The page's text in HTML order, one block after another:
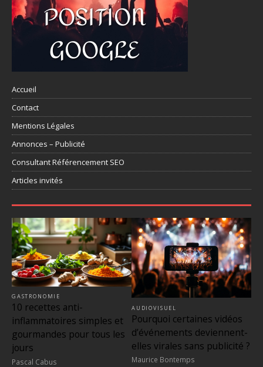
Accueil
Contact
Mentions Légales
Annonces – Publicité
Consultant Référencement SEO
Articles invités
GASTRONOMIE
10 recettes anti-
inflammatoires simples et
gourmandes pour tous les
jours
Pascal Cabus
AUDIOVISUEL
Pourquoi certaines vidéos
d’événements deviennent-
elles virales sans publicité ?
Maurice Bontemps